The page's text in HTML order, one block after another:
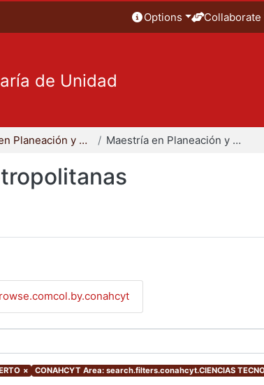
Options Collaborate
de Unidad
Maestría en Planeación y Políticas Metropolitanas Maestría en Planeación y Políticas Metropolitanas
× CONAHCYT Area: search.filters.conahcyt.CIENCIAS